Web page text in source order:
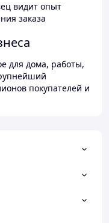
видит опыт
заказа
для дома, работы,
покупателей и